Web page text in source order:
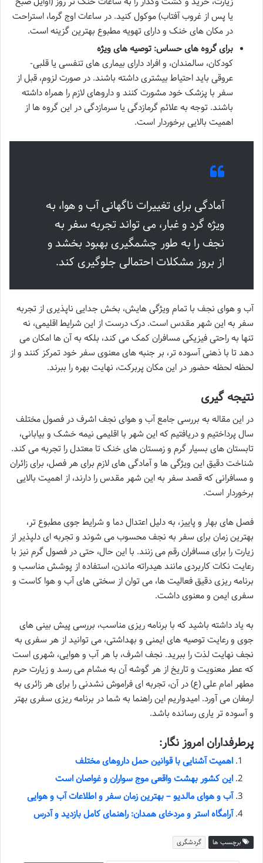
یا پس از غروب آفتاب) موکول کنید. در ساعات اوج گرما، استراحت
در مکان های خنک و دارای تهویه مطبوع بهترین گزینه است.
برای گروه های حساس: توصیه های ویژه
کودکان، سالمندان، و افراد دارای بیماری های تنفسی یا قلبی-
عروقی باید احتیاط بیشتری داشته باشند. در صورت لزوم، قبل از
سفر با پزشک خود مشورت کنند و داروهای لازم را همراه داشته
باشند. توجه به علائم گرمازدگی یا سرمازدگی در این گروه ها از
اهمیت بالایی برخوردار است.
آمادگی برای تغییرات ناگهانی آب و هوا، به
ویژه گرد و غبار، می تواند تجربه سفر به
نجف را به طور چشمگیری بهبود بخشد و
از بروز مشکلات احتمالی جلوگیری کند.
آب و هوای نجف با تمام ویژگی هایش، بخش جدایی ناپذیری از تجربه
سفر به این شهر مقدس است. درک درست از این شرایط اقلیمی، نه
تنها به راحتی فیزیکی مسافران کمک می کند، بلکه به آن ها امکان می
دهد تا با ذهنی آسوده تر، بر جنبه های معنوی سفر خود تمرکز کنند و از
لحظه لحظه حضور در این مکان پربرکت، نهایت بهره را ببرند.
نتیجه گیری
در این مقاله به بررسی جامع آب و هوای نجف اشرف در فصول مختلف
سال پرداختیم و دریافتیم که این شهر با اقلیمی نیمه خشک و بیابانی،
تابستان های بسیار گرم و زمستان های خنک تا معتدل را تجربه می کند.
شناخت دقیق این ویژگی ها و آمادگی های لازم برای هر فصل، برای زائران
و مسافرانی که قصد سفر به این شهر مقدس را دارند، از اهمیت بالایی
برخوردار است.
فصل های بهار و پاییز، به دلیل اعتدال دما و شرایط جوی مطبوع تر،
بهترین زمان برای سفر به نجف محسوب می شوند و تجربه ای دلپذیر از
زیارت را برای مسافران رقم می زنند. با این حال، حتی در فصول گرم نیز با
رعایت نکات کاربردی مانند هیدراته ماندن، استفاده از پوشش مناسب و
برنامه ریزی دقیق فعالیت ها، می توان از سختی های آب و هوا کاست و
سفری ایمن و معنوی داشت.
به یاد داشته باشید که با برنامه ریزی مناسب، بررسی پیش بینی های
جوی و رعایت توصیه های ایمنی و بهداشتی، می توانید از هر سفری به
نجف نهایت لذت را ببرید. نجف اشرف، با هر آب و هوایی، شهری است
که عطر معنویت و تاریخ از هر گوشه آن به مشام می رسد و زیارت حرم
مطهر امام علی (ع) در آن، تجربه ای فراموش نشدنی را برای هر زائری به
ارمغان می آورد. امیدواریم این راهنما به شما در برنامه ریزی سفری بهتر
و آسوده تر یاری رسانده باشد.
پرطرفداران امروز نگار:
اهمیت آشنایی با قوانین حمل داروهای مختلف
این کشور بهشت واقعی موج سواران و غواصان است
آب و هوای مالدیو – بهترین زمان سفر و اطلاعات آب و هوایی
آرامگاه استر و مردخای همدان: راهنمای کامل بازدید و آدرس
برچسب ها گردشگری